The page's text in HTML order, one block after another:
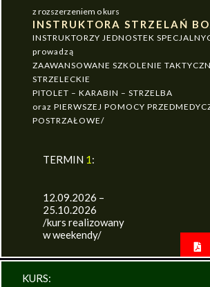
z rozszerzeniem o kurs
INSTRUKTORA STRZELAŃ
INSTRUKTORZY JEDNOSTEK
prowadzą
ZAAWANSOWANE SZKOLENIE
STRZELECKIE
PITOLET – KARABIN – STRZELBA
oraz PIERWSZEJ POMOCY
POSTRZAŁOWE/
TERMIN 1:
12.09.2026 –
25.10.2026
/kurs realizowany
w weekendy/
KURS: